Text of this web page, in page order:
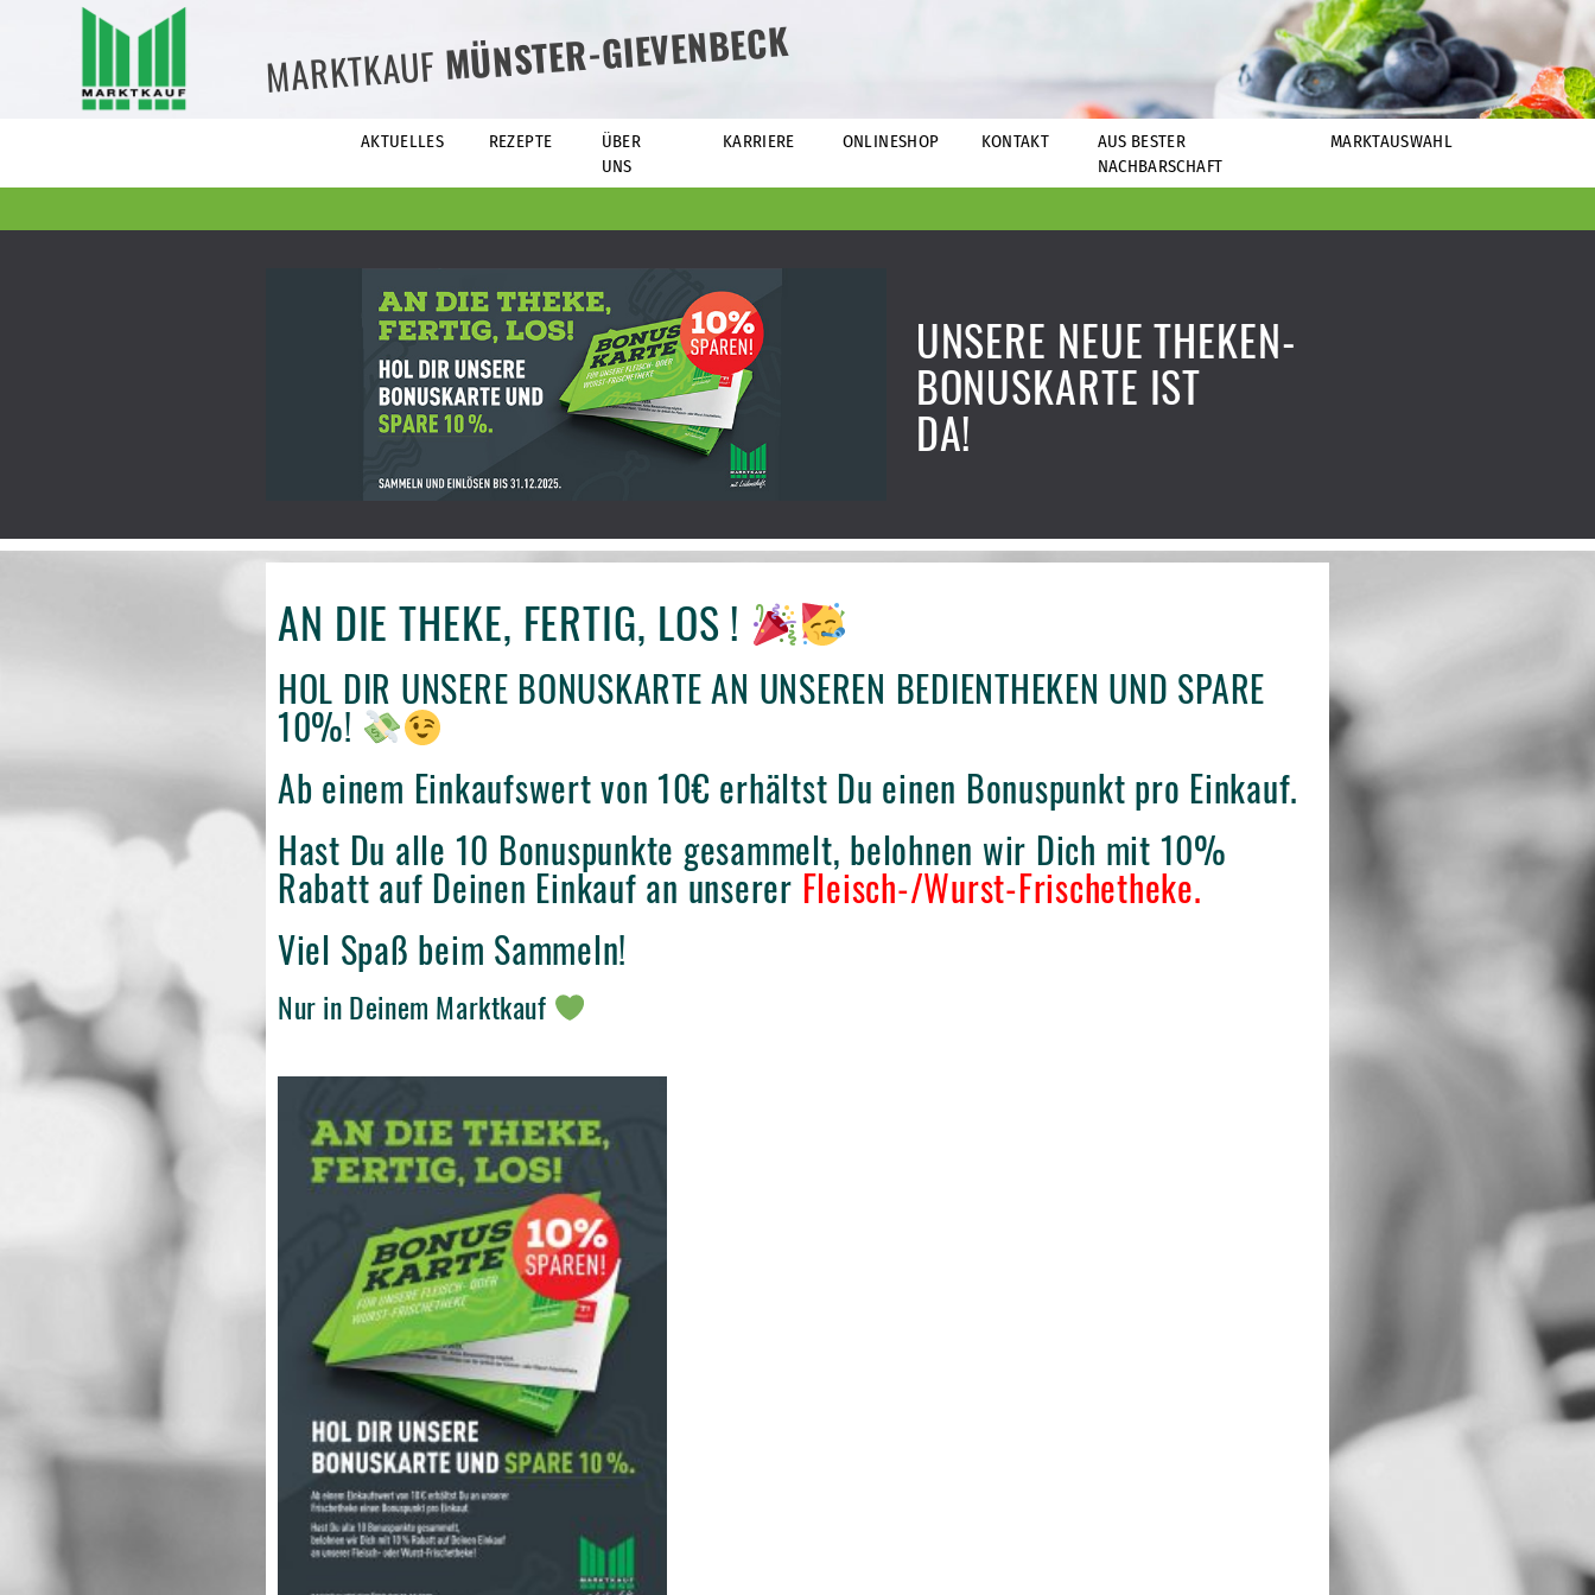
MARKTKAUFMÜNSTER-GIEVENBECK
AKTUELLES REZEPTE
ÜBER
UNS
KARRIERE ONLINESHOP KONTAKT
AUS BESTER
NACHBARSCHAFT
MARKTAUSWAHL
UNSERE NEUE THEKEN-
BONUSKARTE IST
DA!
AN DIE THEKE, FERTIG, LOS !
HOL DIR UNSERE BONUSKARTE AN UNSEREN BEDIENTHEKEN UND SPARE
10%!
Ab einem Einkaufswert von 10€ erhältst Du einen Bonuspunkt pro Einkauf.
Hast Du alle 10 Bonuspunkte gesammelt, belohnen wir Dich mit 10%
Rabatt auf Deinen Einkauf an unserer Fleisch-/Wurst-Frischetheke.
Viel Spaß beim Sammeln!
Nur in Deinem Marktkauf